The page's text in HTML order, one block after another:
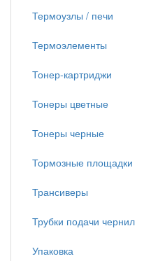
Термоузлы / печи
Термоэлементы
Тонер-картриджи
Тонеры цветные
Тонеры черные
Тормозные площадки
Трансиверы
Трубки подачи чернил
Упаковка